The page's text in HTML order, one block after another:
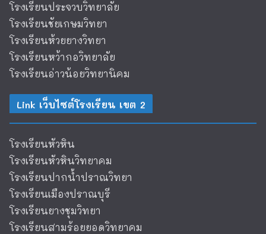
โรงเรียนประจวบวิทยาลัย
โรงเรียนชัยเกษมวิทยา
โรงเรียนห้วยยางวิทยา
โรงเรียนหว้ากอวิทยาลัย
โรงเรียนอ่าวน้อยวิทยานิคม
Link เว็บไซต์โรงเรียน เขต 2
โรงเรียนหัวหิน
โรงเรียนหัวหินวิทยาคม
โรงเรียนปากน้ำปราณวิทยา
โรงเรียนเมืองปราณบุรี
โรงเรียนยางชุมวิทยา
โรงเรียนสามร้อยยอดวิทยาคม